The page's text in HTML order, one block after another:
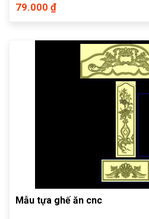
79.000 ₫
Mẫu tựa ghế ăn cnc